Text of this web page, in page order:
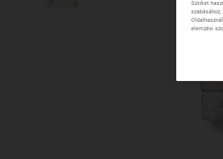
Sütiket
elemzési